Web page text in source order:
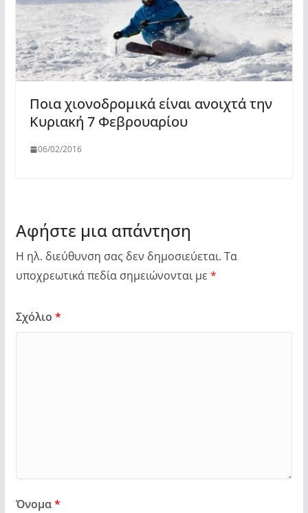
Ποια χιονοδρομικά είναι ανοιχτά την
Κυριακή 7 Φεβρουαρίου
06/02/2016
Αφήστε μια απάντηση
Η ηλ. διεύθυνση σας δεν δημοσιεύεται. Τα
υποχρεωτικά πεδία σημειώνονται με *
Σχόλιο *
Όνομα*